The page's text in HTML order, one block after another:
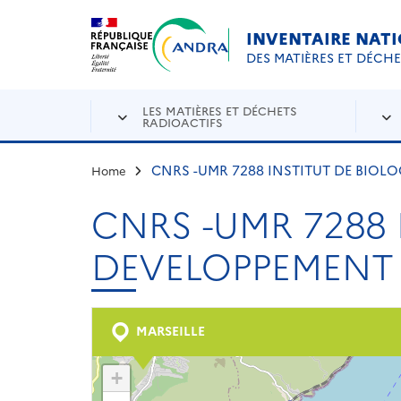
Aller au contenu principal
INVENTAIRE
DES MATIÈRES ET
LES MATIÈRES ET DÉCHETS
RADIOACTIFS
Home CNRS -UMR 7288 INSTITUT DE
CNRS -UMR
MARSEILLE
+